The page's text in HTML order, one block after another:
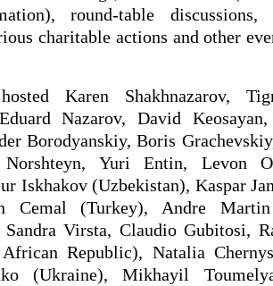
round-table discussions,
charitable actions and other
Karen Shakhnazarov,
Nazarov, David
Borodyanskiy, Boris
Yuri Entin, Levon
Iskhakov (Uzbekistan), Kaspar
Cemal (Turkey), Andre
Sandra Virsta, Claudio Gubitosi,
Republic), Natalia
(Ukraine), Mikhayil